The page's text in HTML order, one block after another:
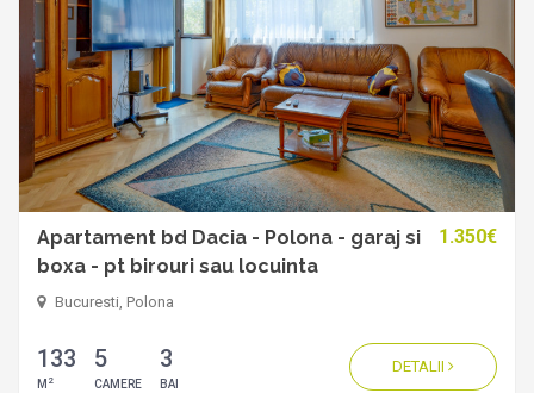
Apartament bd Dacia - Polona - garaj si
boxa - pt birouri sau locuinta
1.350€
Bucuresti, Polona
133
M 2
5
CAMERE
3
BAI
DETALII